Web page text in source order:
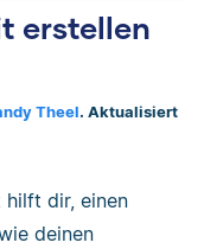
erstellen
Theel. Aktualisiert
hilft dir, einen
deinen